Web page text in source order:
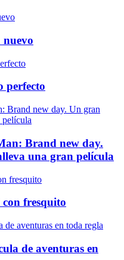
nuevo
perfecto
Brand new day.
una gran película
con fresquito
de aventuras en